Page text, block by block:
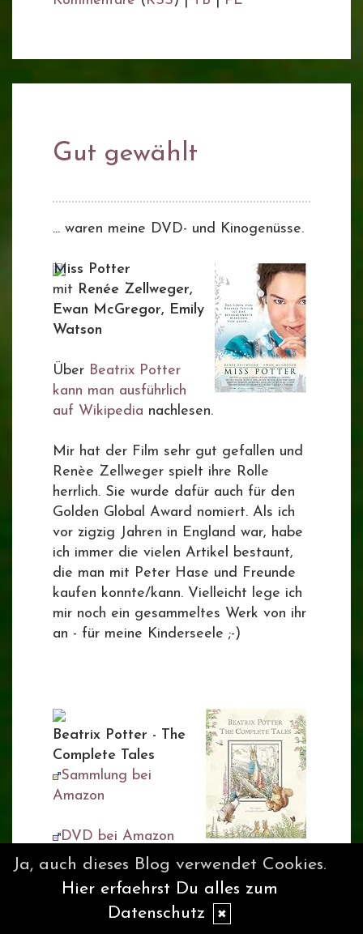
Gut gewählt
... waren meine DVD- und Kinogenüsse.
Miss Potter
mit Renée Zellweger,
Ewan McGregor, Emily
Watson
Über Beatrix Potter
kann man ausführlich
auf Wikipedia nachlesen.
Mir hat der Film sehr gut gefallen und
Renèe Zellweger spielt ihre Rolle
herrlich. Sie wurde dafür auch für den
Golden Global Award nomiert. Als ich
vor zigzig Jahren in England war, habe
ich immer die vielen Artikel bestaunt,
die man mit Peter Hase und Freunde
kaufen konnte/kann. Vielleicht lege ich
mir noch ein gesammeltes Werk von ihr
an - für meine Kinderseele ;-)
Beatrix Potter - The
Complete Tales
Sammlung bei
Amazon
DVD bei Amazon
peterrabbit.com
Beatrix Potter Society
Ja, auch dieses Blog verwendet Cookies.
Hier erfaehrst Du alles zum
Datenschutz
✖